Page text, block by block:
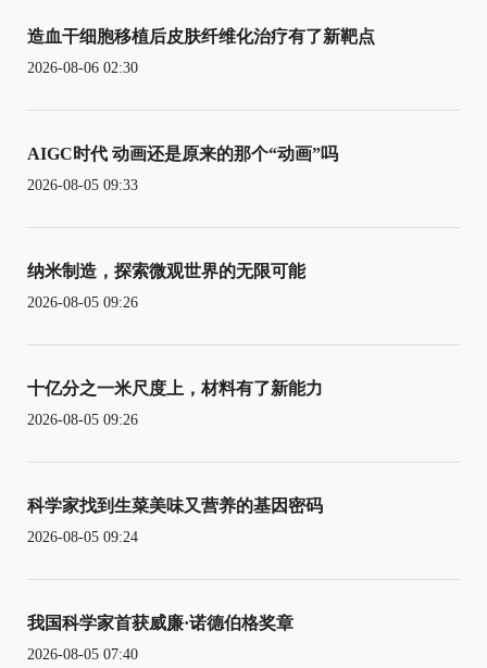
造血干细胞移植后皮肤纤维化治疗有了新靶点
2026-08-06 02:30
AIGC时代 动画还是原来的那个“动画”吗
2026-08-05 09:33
纳米制造，探索微观世界的无限可能
2026-08-05 09:26
十亿分之一米尺度上，材料有了新能力
2026-08-05 09:26
科学家找到生菜美味又营养的基因密码
2026-08-05 09:24
我国科学家首获威廉·诺德伯格奖章
2026-08-05 07:40